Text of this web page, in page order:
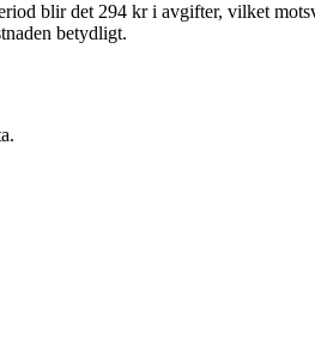
blir det 294 kr i avgifter, vilket
betydligt.